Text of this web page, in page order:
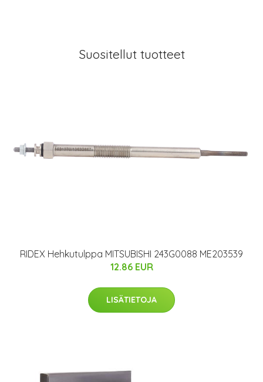
Suositellut tuotteet
RIDEX Hehkutulppa MITSUBISHI 243G0088 ME203539
12.86 EUR
LISÄTIETOJA